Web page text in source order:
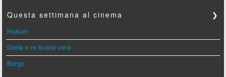
Questa settimana al cinema ❯
Hokum
Greta e le favole vere
Borgo